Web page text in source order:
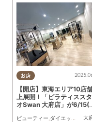
お店
大
【開店】東海エリア10店
上展開！「ピラティスス
オSwan 大府店」が6/15(
オープン
ビューティー,ダイエット 習い